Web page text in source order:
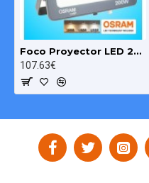
Foco Proyector LED 200W OSRAM IP65 Color Ajustable Exterior e Interior
107.63€